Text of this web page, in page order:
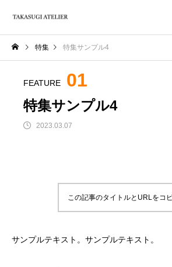
特集 特集サンプル4
FEATURE 01
特集サンプル4
2023.03.07
この記事のタイトルとURLをコ
サンプルテキスト。サンプルテキスト。